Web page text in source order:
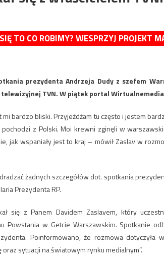
TO CO ROBIMY? WESPRZYJ PROJEKT
prezydenta Andrzeja Dudy z szefem
TVN. W piątek portal
bardzo bliski. Przyjeżdżam tu często i jestem
z Polski. Moi krewni zginęli w
jak wspaniały jest to kraj – mówił Zaslav w
żadnych szczegółów dot. spotkania
Prezydenta RP.
się z Panem Davidem Zaslavem, który
Powstania w Getcie Warszawskim. Spotkanie
Poinformowano, że rozmowa dotyczyła
sytuacji na światowym rynku medialnym”.